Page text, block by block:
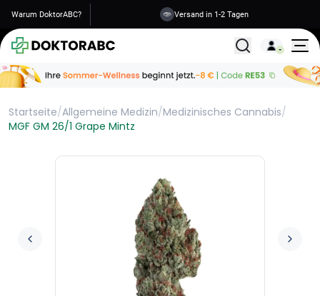
Warum DoktorABC? Versand in 1-2 Tagen
Alle
Startseite/Allgemeine Medizin/Medizinisches Cannabis/
MGF GM 26/1 Grape Mintz